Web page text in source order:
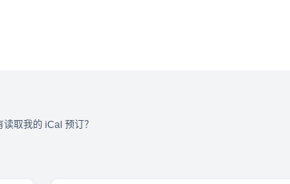
取我的 iCal 预订？